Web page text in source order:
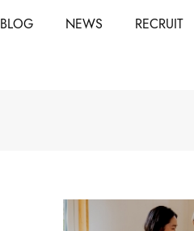
BLOG NEWS RECRUIT